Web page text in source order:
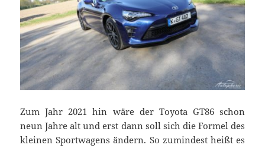
Zum Jahr 2021 hin wäre der Toyota GT86 schon
neun Jahre alt und erst dann soll sich die Formel des
kleinen Sportwagens ändern. So zumindest heißt es